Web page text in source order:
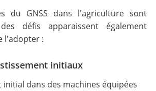
du GNSS dans l'agriculture sont
défis apparaissent également
l'adopter :
initiaux
initial dans des machines équipées